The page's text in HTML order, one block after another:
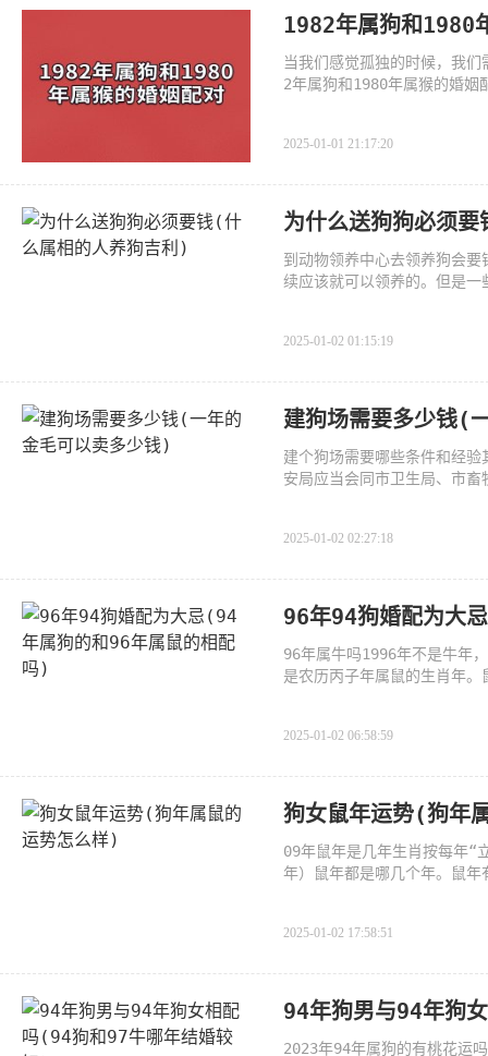
1982年属狗和1980
当我们感觉孤独的时候，我
2年属狗和1980年属猴的婚姻
2025-01-01 21:17:20
为什么送狗狗必须
到动物领养中心去领养狗会
续应该就可以领养的。但是
2025-01-02 01:15:19
建狗场需要多少钱(
建个狗场需要哪些条件和经
安局应当会同市卫生局、市
2025-01-02 02:27:18
96年94狗婚配为大
96年属牛吗1996年不是牛年
是农历丙子年属鼠的生肖年
2025-01-02 06:58:59
狗女鼠年运势(狗年
09年鼠年是几年生肖按每年“
年）鼠年都是哪几个年。鼠
2025-01-02 17:58:51
94年狗男与94年狗
2023年94年属狗的有桃花运